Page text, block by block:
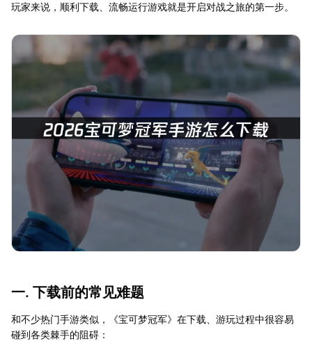
玩家来说，顺利下载、流畅运行游戏就是开启对战之旅的第一步。
一. 下载前的常见难题
和不少热门手游类似，《宝可梦冠军》在下载、游玩过程中很容易
碰到各类棘手的阻碍：